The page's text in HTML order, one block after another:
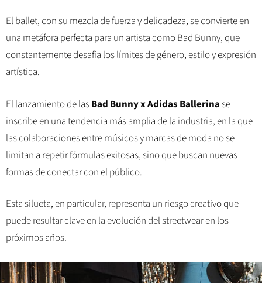
El ballet, con su mezcla de fuerza y delicadeza, se convierte en
una metáfora perfecta para un artista como Bad Bunny, que
constantemente desafía los límites de género, estilo y expresión
artística.
El lanzamiento de lasBad Bunny x Adidas Ballerina se
inscribe en una tendencia más amplia de la industria, en la que
las colaboraciones entre músicos y marcas de moda no se
limitan a repetir fórmulas exitosas, sino que buscan nuevas
formas de conectar con el público.
Esta silueta, en particular, representa un riesgo creativo que
puede resultar clave en la evolución del streetwear en los
próximos años.